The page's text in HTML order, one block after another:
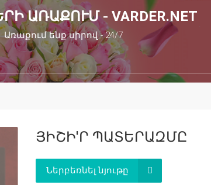
ԱՌԱՔՈՒՄ - VARDER.NET
Առաքում ենք սիրով - 24/7
ՅԻՇԻ′Ր ՊԱՏԵՐԱԶՄԸ
Ներբեռնել նյութը